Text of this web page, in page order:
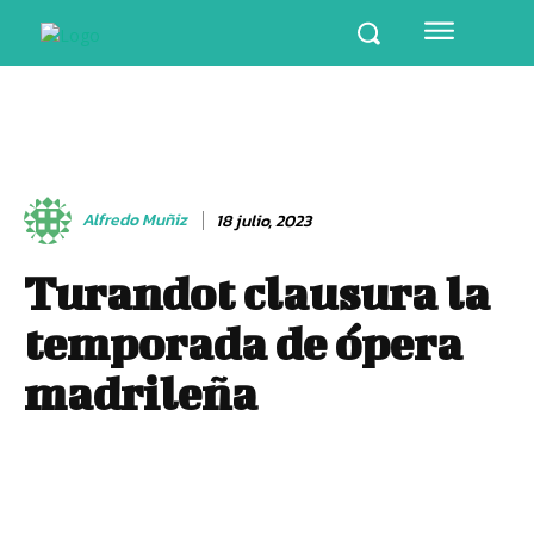
Alfredo Muñiz 18 julio, 2023
Turandot clausura la
temporada de ópera
madrileña